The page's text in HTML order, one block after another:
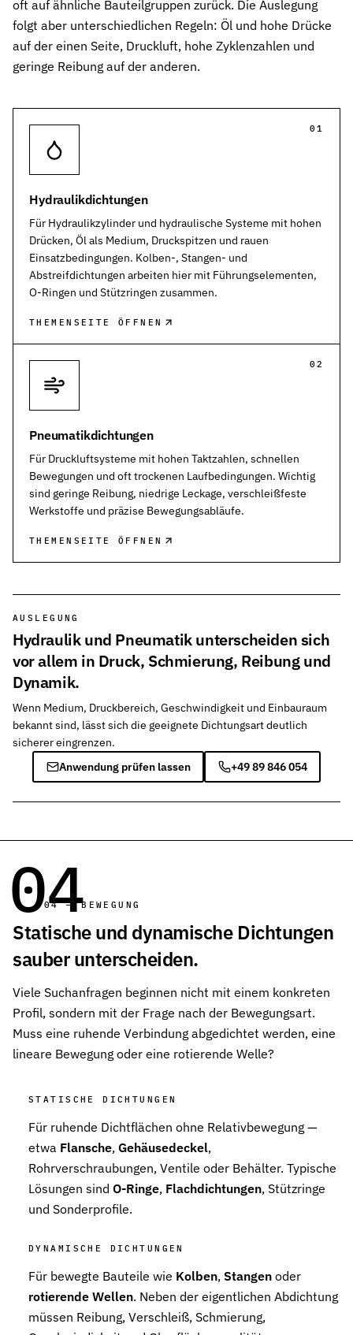
oft auf ähnliche Bauteilgruppen zurück. Die Auslegung
folgt aber unterschiedlichen Regeln: Öl und hohe Drücke
auf der einen Seite, Druckluft, hohe Zyklenzahlen und
geringe Reibung auf der anderen.
01
Hydraulikdichtungen
Für Hydraulikzylinder und hydraulische Systeme mit hohen
Drücken, Öl als Medium, Druckspitzen und rauen
Einsatzbedingungen. Kolben-, Stangen- und
Abstreifdichtungen arbeiten hier mit Führungselementen,
O-Ringen und Stützringen zusammen.
THEMENSEITE ÖFFNEN
02
Pneumatikdichtungen
Für Druckluftsysteme mit hohen Taktzahlen, schnellen
Bewegungen und oft trockenen Laufbedingungen. Wichtig
sind geringe Reibung, niedrige Leckage, verschleißfeste
Werkstoffe und präzise Bewegungsabläufe.
THEMENSEITE ÖFFNEN
AUSLEGUNG
Hydraulik und Pneumatik unterscheiden sich
vor allem in Druck, Schmierung, Reibung und
Dynamik.
Wenn Medium, Druckbereich, Geschwindigkeit und Einbauraum
bekannt sind, lässt sich die geeignete Dichtungsart deutlich
sicherer eingrenzen.
Anwendung prüfen lassen
+49 89 846 054
04
04 — BEWEGUNG
Statische und dynamische Dichtungen
sauber unterscheiden.
Viele Suchanfragen beginnen nicht mit einem konkreten
Profil, sondern mit der Frage nach der Bewegungsart.
Muss eine ruhende Verbindung abgedichtet werden, eine
lineare Bewegung oder eine rotierende Welle?
STATISCHE DICHTUNGEN
Für ruhende Dichtflächen ohne Relativbewegung —
etwa Flansche, Gehäusedeckel,
Rohrverschraubungen, Ventile oder Behälter. Typische
Lösungen sind O-Ringe, Flachdichtungen, Stützringe
und Sonderprofile.
DYNAMISCHE DICHTUNGEN
Für bewegte Bauteile wie Kolben, Stangen oder
rotierende Wellen. Neben der eigentlichen Abdichtung
müssen Reibung, Verschleiß, Schmierung,